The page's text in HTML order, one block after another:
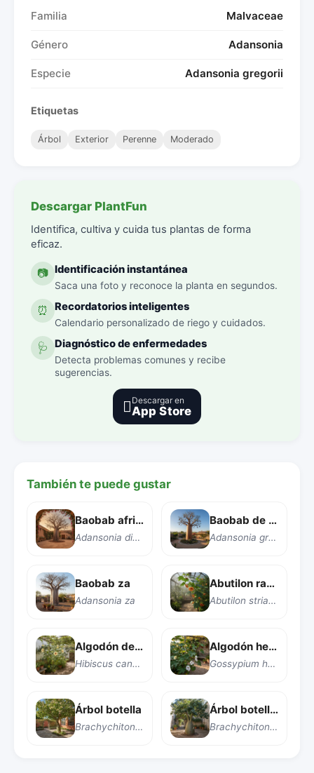
Familia Malvaceae
Género Adansonia
Especie Adansonia gregorii
Etiquetas
Árbol Exterior Perenne Moderado
Descargar PlantFun
Identifica, cultiva y cuida tus plantas de forma
eficaz.
📷 Identificación instantánea
Saca una foto y reconoce la planta en segundos.
⏰ Recordatorios inteligentes
Calendario personalizado de riego y cuidados.
🩺 Diagnóstico de enfermedades
Detecta problemas comunes y recibe
sugerencias.
 Descargar en
App Store
También te puede gustar
Baobab africano
Adansonia digitata
Baobab de Grandidier
Adansonia grandidieri
Baobab za
Adansonia za
Abutilon rayado
Abutilon striatum
Algodón de Kenia
Hibiscus cannabinus
Algodón herbáceo
Gossypium herbaceum
Árbol botella
Brachychiton populneus
Árbol botella de Queensland
Brachychiton rupestris